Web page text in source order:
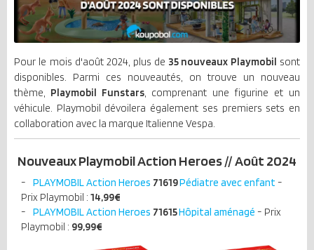
Pour le mois d'août 2024, plus de 35 nouveaux Playmobil sont
disponibles. Parmi ces nouveautés, on trouve un nouveau
thème, Playmobil Funstars, comprenant une figurine et un
véhicule. Playmobil dévoilera également ses premiers sets en
collaboration avec la marque Italienne Vespa.
Nouveaux Playmobil Action Heroes // Août 2024
PLAYMOBIL Action Heroes 71619Pédiatre avec enfant -
Prix Playmobil : 14,99€
PLAYMOBIL Action Heroes 71615Hôpital aménagé - Prix
Playmobil : 99,99€